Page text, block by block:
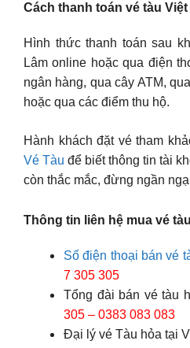
Cách thanh toán vé tàu Việt
Hình thức thanh toán sau
Lâm online hoặc qua điện
ngân hàng, qua cây ATM,
hoặc qua các điểm thu hộ.
Hành khách đặt vé tham
Vé Tàu để biết thông tin tài
còn thắc mắc, đừng ngần
Thông tin liên hệ mua vé
Số điện thoại bán vé
7 305 305
Tổng đài bán vé tàu
305 – 0383 083 083
Đại lý vé Tàu hỏa tại